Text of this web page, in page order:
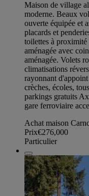
Maison de village
moderne. Beaux
ouverte équipée et
placards et
toilettes à proximité
aménagée avec
aménagée. Volets
climatisations
rayonnant
crèches, écoles,
parkings gratuits
gare ferroviaire
Achat maison
Prix€276,000
Particulier